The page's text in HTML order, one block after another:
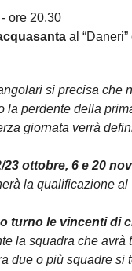
ore 20.30
al
si precisa che
la perdente della
giornata verrà
23 ottobre, 6 e 20
la qualificazione
turno le vincenti di
la squadra che
due o più squadre si